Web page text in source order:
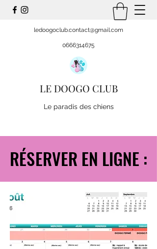
ledoogoclub.contact@gmail.com
0666314675
LE DOOGO CLUB
Le paradis des chiens
RÉSERVER EN LIGNE :
RÉSERVER EN LIGNE :